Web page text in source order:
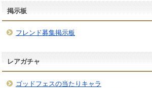
掲示板
フレンド募集掲示板
レアガチャ
ゴッドフェスの当たりキャラ